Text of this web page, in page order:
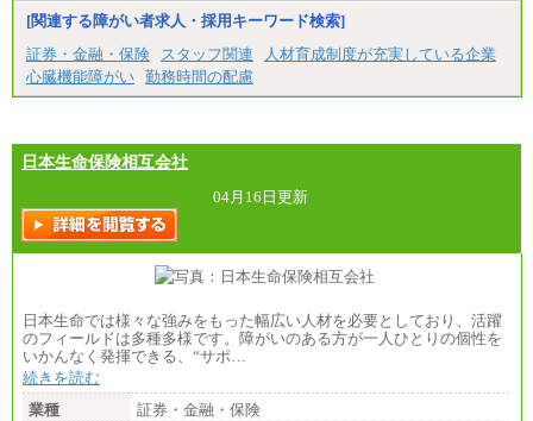
㉒月給185,000 円以上
㉓月給224,500円以上
※全コース共通※ 能力・経験・勤務地などにより
異なります
※試用期間中も給与に変更はございません。
[関連する障がい者求人・採用キーワード検索]
証券・金融・保険
スタッフ関連
人材育成制度が充実している企業
心臓機能障がい 勤務時間の配慮
日本生命保険相互会社
04月16日更新
日本生命では様々な強みをもった幅広い人材を必要としており、活躍
のフィールドは多種多様です。障がいのある方が一人ひとりの個性を
いかんなく発揮できる、“サポ…
続きを読む
業種
証券・金融・保険